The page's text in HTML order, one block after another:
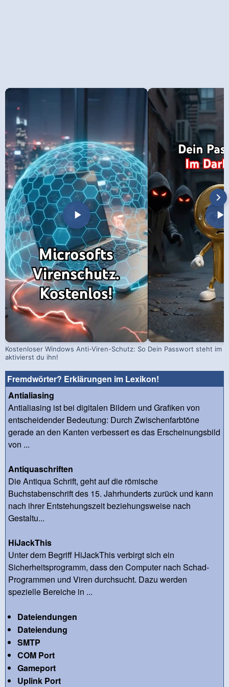
Kostenloser Windows Anti-Viren-Schutz: So
aktivierst du ihn!
Dein Passwort steht im
Fremdwörter? Erklärungen im Lexikon!
Antialiasing
Antialiasing ist bei digitalen Bildern und Grafiken von
entscheidender Bedeutung: Durch Zwischenfarbtöne
gerade an den Kanten verbessert es das Erscheinungsbild
von ...
Antiquaschriften
Die Antiqua Schrift, geht auf die römische
Buchstabenschrift des 15. Jahrhunderts zurück und kann
nach ihrer Entstehungszeit beziehungsweise nach
Gestaltu...
HiJackThis
Unter dem Begriff HiJackThis verbirgt sich ein
Sicherheitsprogramm, dass den Computer nach Schad-
Programmen und Viren durchsucht. Dazu werden
spezielle Bereiche in ...
Dateiendungen
Dateiendung
SMTP
COM Port
Gameport
Uplink Port